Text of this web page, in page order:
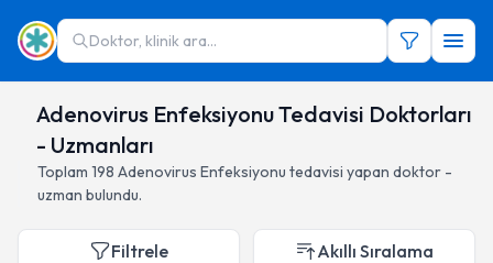
Doktor, klinik ara...
Adenovirus Enfeksiyonu Tedavisi Doktorları
- Uzmanları
Toplam 198 Adenovirus Enfeksiyonu tedavisi yapan doktor -
uzman bulundu.
Filtrele Akıllı Sıralama